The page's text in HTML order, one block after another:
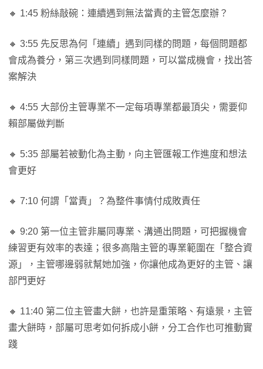
🔸 1:45 粉絲敲碗：連續遇到無法當責的主管怎麼辦？
🔸 3:55 先反思為何「連續」遇到同樣的問題，每個問題都
會成為養分，第三次遇到同樣問題，可以當成機會，找出答
案解決
🔸 4:55 大部份主管專業不一定每項專業都最頂尖，需要仰
賴部屬做判斷
🔸 5:35 部屬若被動化為主動，向主管匯報工作進度和想法
會更好
🔸 7:10 何謂「當責」？為整件事情付成敗責任
🔸 9:20 第一位主管非屬同專業、溝通出問題，可把握機會
練習更有效率的表達；很多高階主管的專業範圍在「整合資
源」，主管哪邊弱就幫她加強，你讓他成為更好的主管、讓
部門更好
🔸 11:40 第二位主管畫大餅，也許是重策略、有遠景，主管
畫大餅時，部屬可思考如何拆成小餅，分工合作也可推動實
踐